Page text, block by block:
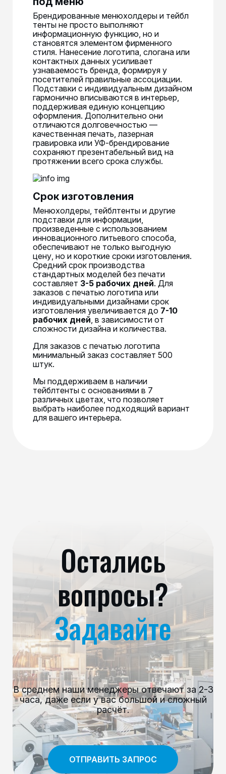
Брендированные менюхолдеры и тейбл
тенты не просто выполняют
информационную функцию, но и
становятся элементом фирменного
стиля. Нанесение логотипа, слогана или
контактных данных усиливает
узнаваемость бренда, формируя у
посетителей правильные ассоциации.
Подставки с индивидуальным дизайном
гармонично вписываются в интерьер,
поддерживая единую концепцию
оформления. Дополнительно они
отличаются долговечностью —
качественная печать, лазерная
гравировка или УФ-брендирование
сохраняют презентабельный вид на
протяжении всего срока службы.
Срок изготовления
Менюхолдеры, тейблтенты и другие
подставки для информации,
произведенные с использованием
инновационного литьевого способа,
обеспечивают не только выгодную
цену, но и короткие сроки изготовления.
Средний срок производства
стандартных моделей без печати
составляет 3-5 рабочих дней. Для
заказов с печатью логотипа или
индивидуальными дизайнами срок
изготовления увеличивается до 7-10
рабочих дней , в зависимости от
сложности дизайна и количества.
Для заказов с печатью логотипа
минимальный заказ составляет 500
штук.
Мы поддерживаем в наличии
тейблтенты с основаниями в 7
различных цветах, что позволяет
выбрать наиболее подходящий вариант
для вашего интерьера.
Остались
вопросы?
Задавайте
В среднем наши менеджеры отвечают за 2-3
часа, даже если у вас большой и сложный
расчёт.
ОТПРАВИТЬ ЗАПРОС